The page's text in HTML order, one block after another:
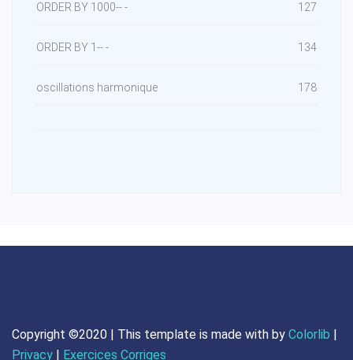
ORDER BY 1000-- - 127
ORDER BY 1-- - 134
oscillations harmonique 178
Copyright ©2020 | This template is made with by Colorlib |
Privacy | Exercices Corriges